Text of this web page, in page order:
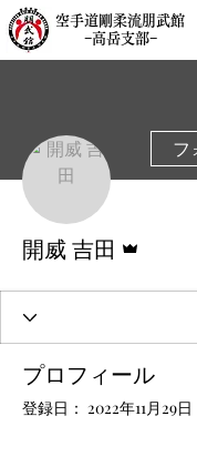
空手道剛柔流朋武館
−高岳支部−
フ
開威 吉田
プロフィール
登録日： 2022年11月29日